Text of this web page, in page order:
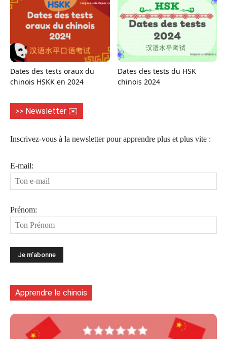
Dates des tests oraux du
chinois HSKK en 2024
Dates des tests du HSK
chinois 2024
>> Newsletter ✉️
Inscrivez-vous à la newsletter pour apprendre plus et plus vite :
E-mail:
Prénom:
Apprendre le chinois